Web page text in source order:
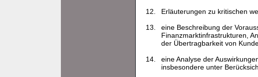
12.
Erläuterungen zu kritischen
13.
eine Beschreibung der
Finanzmarktinfrastrukturen,
der Übertragbarkeit von
14.
eine Analyse der
insbesondere unter